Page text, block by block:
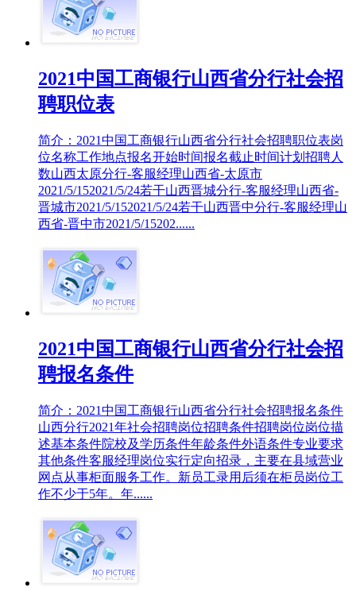
2021中国工商银行山西省分行社会招
聘职位表
简介：2021中国工商银行山西省分行社会招聘职位表岗
位名称工作地点报名开始时间报名截止时间计划招聘人
数山西太原分行-客服经理山西省-太原市
2021/5/152021/5/24若干山西晋城分行-客服经理山西省-
晋城市2021/5/152021/5/24若干山西晋中分行-客服经理山
西省-晋中市2021/5/15202......
2021中国工商银行山西省分行社会招
聘报名条件
简介：2021中国工商银行山西省分行社会招聘报名条件
山西分行2021年社会招聘岗位招聘条件招聘岗位岗位描
述基本条件院校及学历条件年龄条件外语条件专业要求
其他条件客服经理岗位实行定向招录，主要在县域营业
网点从事柜面服务工作。新员工录用后须在柜员岗位工
作不少于5年。年......